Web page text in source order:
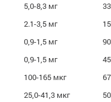
5,0-8,3 мг
2.1-3,5 мг
0,9-1,5 мг
0,9-1,5 мг
100-165 мкг
25,0-41,3 мкг